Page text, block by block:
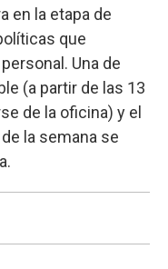
en la etapa de
que
Una de
(a partir de las 13
de la oficina) y el
la semana se